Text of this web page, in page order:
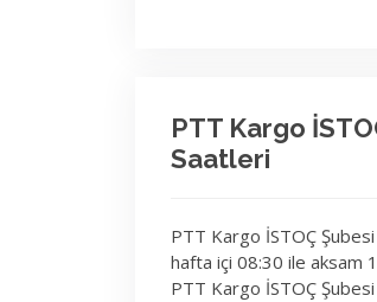
PTT Kargo
Saatleri
PTT Kargo İSTOÇ
hafta içi 08:30 ile aksam
PTT Kargo İSTOÇ